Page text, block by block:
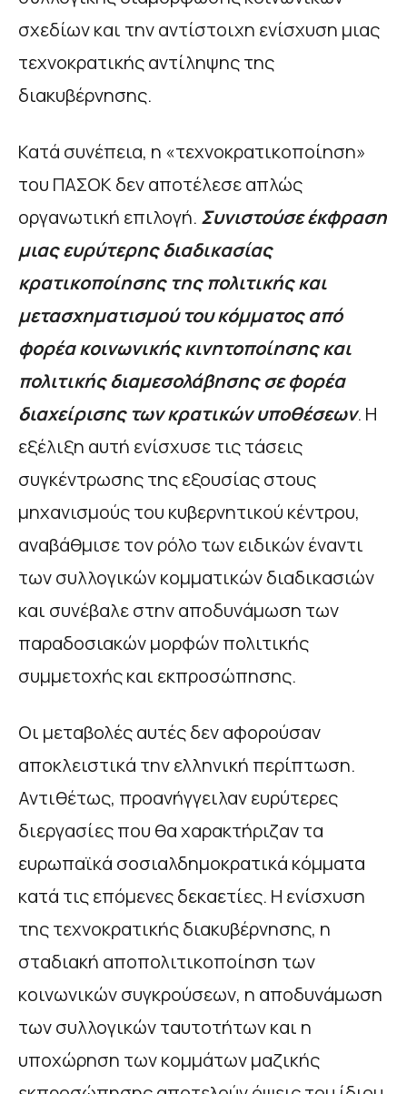
σχεδίων και την αντίστοιχη ενίσχυση μιας
τεχνοκρατικής αντίληψης της
διακυβέρνησης.
Κατά συνέπεια, η «τεχνοκρατικοποίηση»
του ΠΑΣΟΚ δεν αποτέλεσε απλώς
οργανωτική επιλογή. Συνιστούσε έκφραση
μιας ευρύτερης διαδικασίας
κρατικοποίησης της πολιτικής και
μετασχηματισμού του κόμματος από
φορέα κοινωνικής κινητοποίησης και
πολιτικής διαμεσολάβησης σε φορέα
διαχείρισης των κρατικών υποθέσεων. Η
εξέλιξη αυτή ενίσχυσε τις τάσεις
συγκέντρωσης της εξουσίας στους
μηχανισμούς του κυβερνητικού κέντρου,
αναβάθμισε τον ρόλο των ειδικών έναντι
των συλλογικών κομματικών διαδικασιών
και συνέβαλε στην αποδυνάμωση των
παραδοσιακών μορφών πολιτικής
συμμετοχής και εκπροσώπησης.
Οι μεταβολές αυτές δεν αφορούσαν
αποκλειστικά την ελληνική περίπτωση.
Αντιθέτως, προανήγγειλαν ευρύτερες
διεργασίες που θα χαρακτήριζαν τα
ευρωπαϊκά σοσιαλδημοκρατικά κόμματα
κατά τις επόμενες δεκαετίες. Η ενίσχυση
της τεχνοκρατικής διακυβέρνησης, η
σταδιακή αποπολιτικοποίηση των
κοινωνικών συγκρούσεων, η αποδυνάμωση
των συλλογικών ταυτοτήτων και η
υποχώρηση των κομμάτων μαζικής